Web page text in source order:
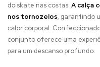
do skate nas costas. A calça
nos tornozelos, garantindo
calor corporal.
conjunto oferece uma
para um descanso profundo.